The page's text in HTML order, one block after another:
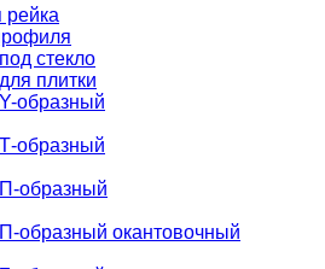
рейка
стекло
плитки
образный
образный
образный
образный окантовочный